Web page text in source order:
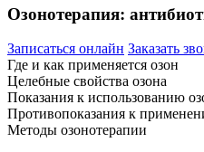
Озонотерапия:
Записаться онлайн Заказать
Где и как применяется озон
Целебные свойства озона
Показания к использованию
Противопоказания к
Методы озонотерапии